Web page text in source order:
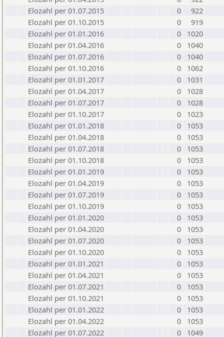
Elozahl per 01.07.2015
0
922
Elozahl per 01.10.2015
0
919
Elozahl per 01.01.2016
0
1020
Elozahl per 01.04.2016
0
1040
Elozahl per 01.07.2016
0
1040
Elozahl per 01.10.2016
0
1062
Elozahl per 01.01.2017
0
1031
Elozahl per 01.04.2017
0
1028
Elozahl per 01.07.2017
0
1028
Elozahl per 01.10.2017
0
1023
Elozahl per 01.01.2018
0
1053
Elozahl per 01.04.2018
0
1053
Elozahl per 01.07.2018
0
1053
Elozahl per 01.10.2018
0
1053
Elozahl per 01.01.2019
0
1053
Elozahl per 01.04.2019
0
1053
Elozahl per 01.07.2019
0
1053
Elozahl per 01.10.2019
0
1053
Elozahl per 01.01.2020
0
1053
Elozahl per 01.04.2020
0
1053
Elozahl per 01.07.2020
0
1053
Elozahl per 01.10.2020
0
1053
Elozahl per 01.01.2021
0
1053
Elozahl per 01.04.2021
0
1053
Elozahl per 01.07.2021
0
1053
Elozahl per 01.10.2021
0
1053
Elozahl per 01.01.2022
0
1053
Elozahl per 01.04.2022
0
1053
Elozahl per 01.07.2022
0
1049